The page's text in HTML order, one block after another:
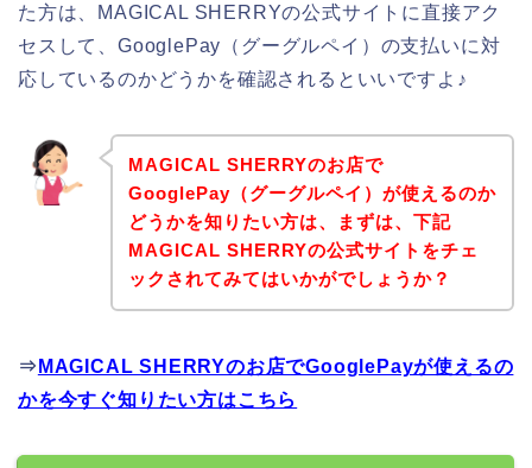
た方は、MAGICAL SHERRYの公式サイトに直接アク
セスして、GooglePay（グーグルペイ）の支払いに対
応しているのかどうかを確認されるといいですよ♪
MAGICAL SHERRYのお店で
GooglePay（グーグルペイ）が使えるのか
どうかを知りたい方は、まずは、下記
MAGICAL SHERRYの公式サイトをチェ
ックされてみてはいかがでしょうか？
⇒ MAGICAL SHERRYのお店でGooglePayが使えるの
かを今すぐ知りたい方はこちら